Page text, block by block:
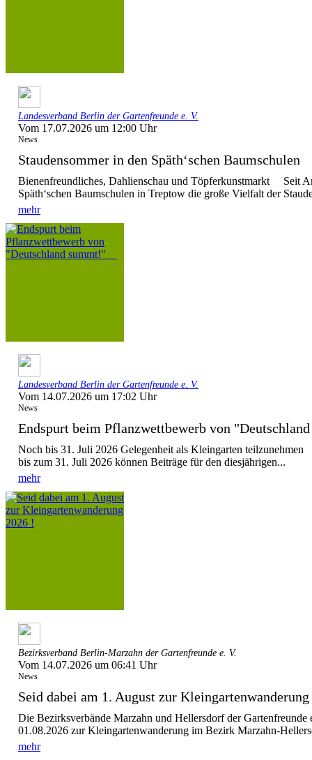
Landesverband Berlin der Gartenfreunde e. V.
Vom 17.07.2026 um 12:00 Uhr
News
Staudensommer in den Späth‘schen
Bienenfreundliches, Dahlienschau und Töpferkunstmarkt Seit
Späth‘schen Baumschulen in Treptow die große Vielfalt der
mehr
Landesverband Berlin der Gartenfreunde e. V.
Vom 14.07.2026 um 17:02 Uhr
News
Endspurt beim Pflanzwettbewerb von
Noch bis 31. Juli 2026 Gelegenheit als Kleingarten
bis zum 31. Juli 2026 können Beiträge für den diesjährigen...
mehr
Bezirksverband Berlin-Marzahn der Gartenfreunde e. V.
Vom 14.07.2026 um 06:41 Uhr
News
Seid dabei am 1. August zur
Die Bezirksverbände Marzahn und Hellersdorf der Gartenfreunde
01.08.2026 zur Kleingartenwanderung im Bezirk Marzahn-
mehr